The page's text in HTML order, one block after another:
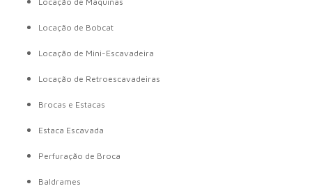
Locação de Bobcat
Locação de Mini-Escavadeira
Locação de Retroescavadeiras
Brocas e Estacas
Estaca Escavada
Perfuração de Broca
Baldrames